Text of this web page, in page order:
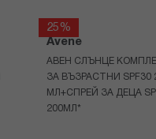
25%
Avene
АВЕН СЛЪНЦЕ
ЗА ВЪЗРАСТНИ SPF30
МЛ+СПРЕЙ ЗА ДЕЦА
200МЛ*